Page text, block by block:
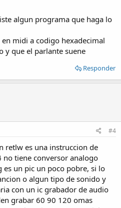
algun programa que haga lo
midi a codigo hexadecimal
y que el parlante suene
Responder
#4
retlw es una instruccion de
tiene conversor analogo
un pic un poco pobre, si lo
o algun tipo de sonido y
con un ic grabador de audio
grabar 60 90 120 omas